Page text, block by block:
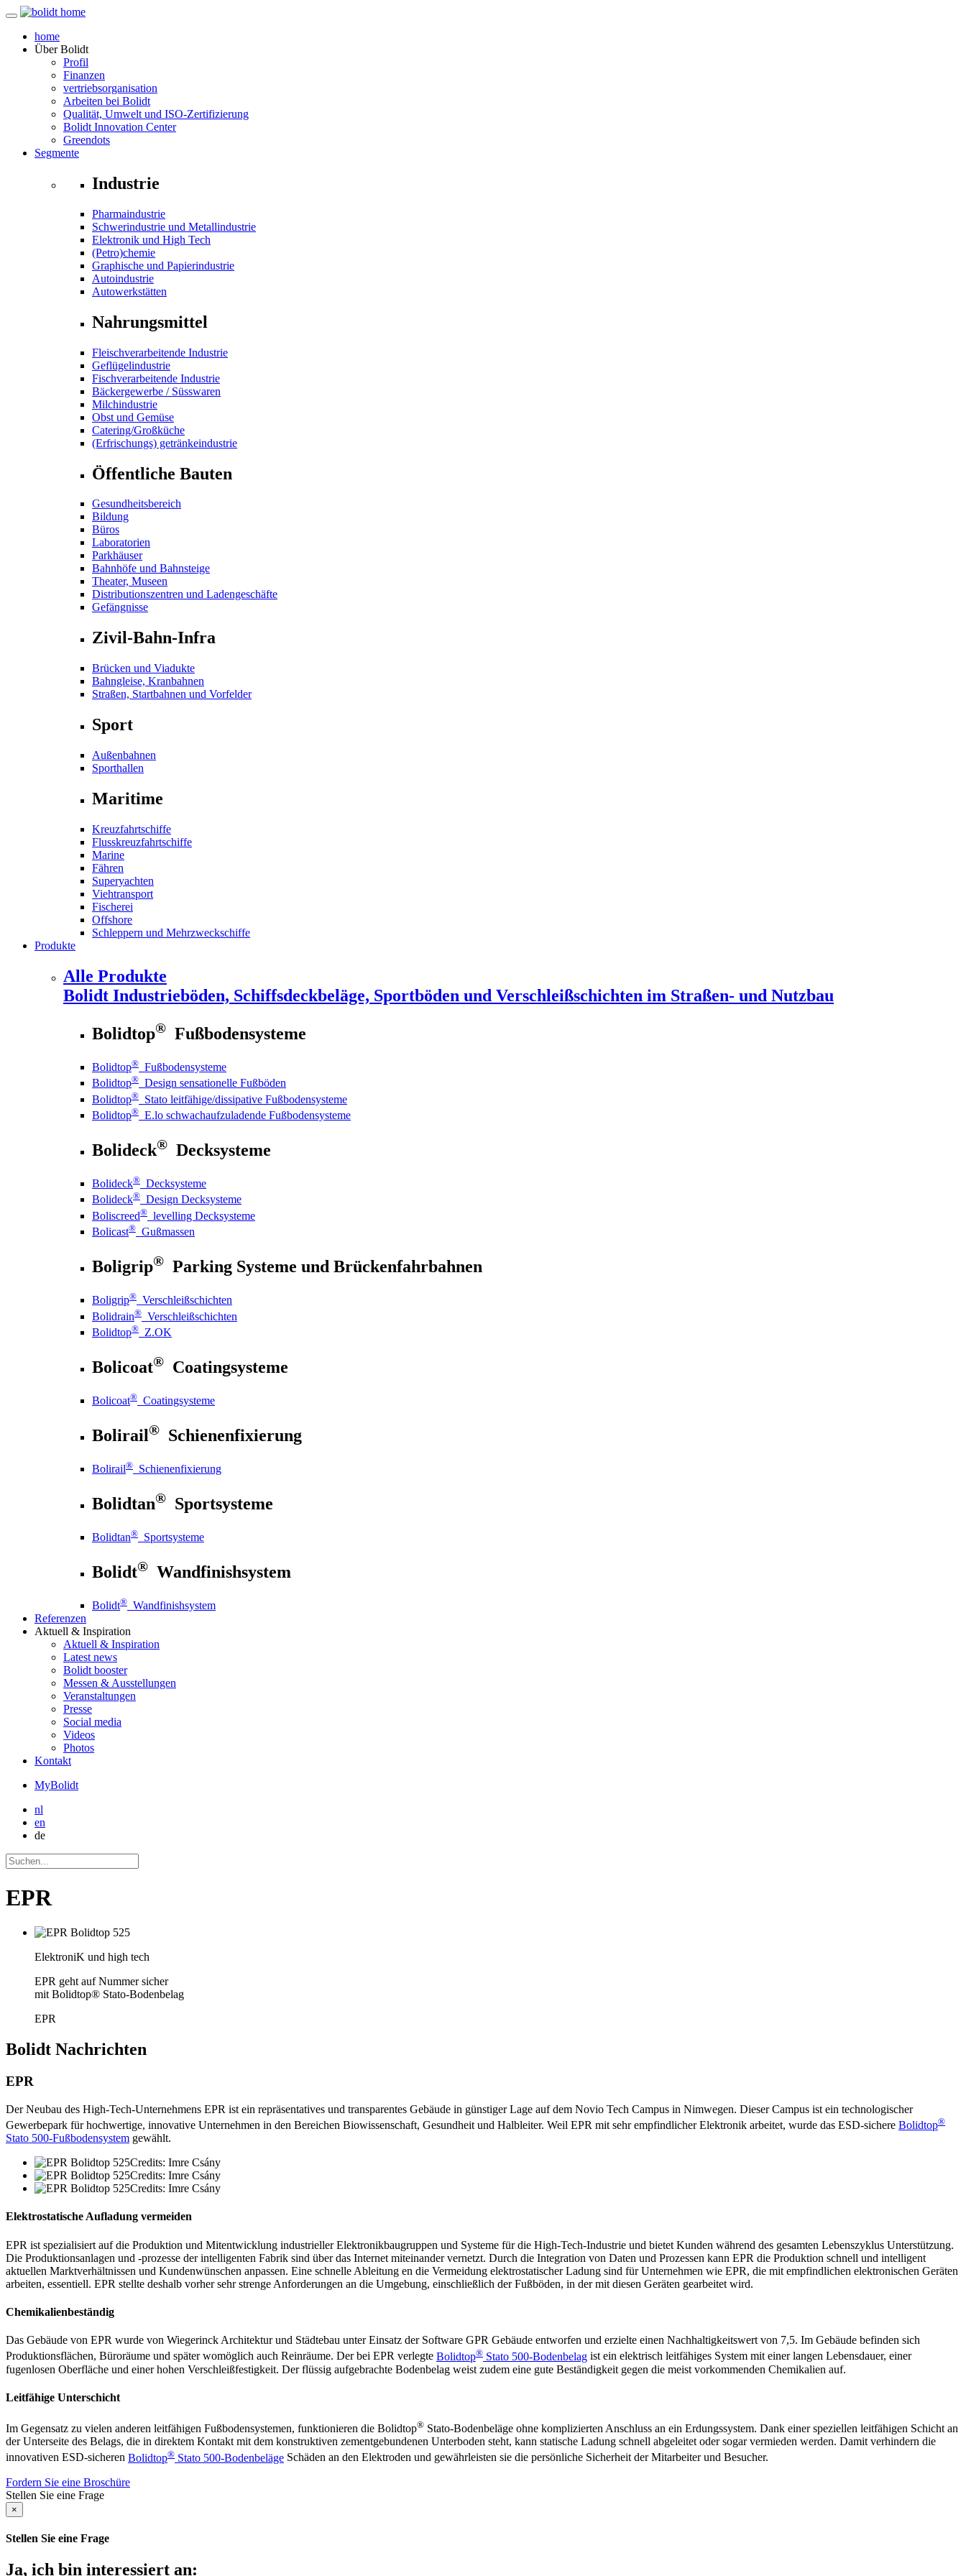
home
ÜberBolidt
Profil
Finanzen
vertriebsorganisation
Arbeiten bei Bolidt
Qualität, Umwelt und ISO-Zertifizierung
Bolidt Innovation Center
Greendots
Segmente
Industrie
Pharmaindustrie
Schwerindustrie und Metallindustrie
Elektronik und High Tech
(Petro)chemie
Graphische und Papierindustrie
Autoindustrie
Autowerkstätten
Nahrungsmittel
Fleischverarbeitende Industrie
Geflügelindustrie
Fischverarbeitende Industrie
Bäckergewerbe / Süsswaren
Milchindustrie
Obst und Gemüse
Catering/Großküche
(Erfrischungs) getränkeindustrie
Öffentliche Bauten
Gesundheitsbereich
Bildung
Büros
Laboratorien
Parkhäuser
Bahnhöfe und Bahnsteige
Theater, Museen
Distributionszentren und Ladengeschäfte
Gefängnisse
Zivil-Bahn-Infra
Brücken und Viadukte
Bahngleise, Kranbahnen
Straßen, Startbahnen und Vorfelder
Sport
Außenbahnen
Sporthallen
Maritime
Kreuzfahrtschiffe
Flusskreuzfahrtschiffe
Marine
Fähren
Superyachten
Viehtransport
Fischerei
Offshore
Schleppern und Mehrzweckschiffe
Produkte
Alle Produkte
Bolidt Industrieböden, Schiffsdeckbeläge, Sportböden und Verschleißschichten im Straßen- und Nutzbau
Bolidtop® Fußbodensysteme
Bolidtop® Fußbodensysteme
Bolidtop® Design sensationelle Fußböden
Bolidtop® Stato leitfähige/dissipative Fußbodensysteme
Bolidtop® E.lo schwachaufzuladende Fußbodensysteme
Bolideck® Decksysteme
Bolideck® Decksysteme
Bolideck® Design Decksysteme
Boliscreed® levelling Decksysteme
Bolicast® Gußmassen
Boligrip® Parking Systeme und Brückenfahrbahnen
Boligrip® Verschleißschichten
Bolidrain® Verschleißschichten
Bolidtop® Z.OK
Bolicoat® Coatingsysteme
Bolicoat® Coatingsysteme
Bolirail® Schienenfixierung
Bolirail® Schienenfixierung
Bolidtan® Sportsysteme
Bolidtan® Sportsysteme
Bolidt® Wandfinishsystem
Bolidt® Wandfinishsystem
Referenzen
Aktuell & Inspiration
Aktuell & Inspiration
Latest news
Bolidt booster
Messen & Ausstellungen
Veranstaltungen
Presse
Social media
Videos
Photos
Kontakt
MyBolidt
nl
en
de
EPR
ElektroniK und high tech
EPR geht auf Nummer sicher
mit Bolidtop® Stato-Bodenbelag
EPR
Bolidt Nachrichten
EPR
Der Neubau des High-Tech-Unternehmens EPR ist ein repräsentatives und transparentes Gebäude in günstiger Lage auf dem Novio Tech Campus in Nimwegen. Dieser Campus ist ein technologischer
Gewerbepark für hochwertige, innovative Unternehmen in den Bereichen Biowissenschaft, Gesundheit und Halbleiter. Weil EPR mit sehr empfindlicher Elektronik arbeitet, wurde das ESD-sichere Bolidtop®
Stato 500-Fußbodensystem gewählt.
Credits: Imre Csány
Credits: Imre Csány
Credits: Imre Csány
Elektrostatische Aufladung vermeiden
EPR ist spezialisiert auf die Produktion und Mitentwicklung industrieller Elektronikbaugruppen und Systeme für die High-Tech-Industrie und bietet Kunden während des gesamten Lebenszyklus Unterstützung.
Die Produktionsanlagen und -prozesse der intelligenten Fabrik sind über das Internet miteinander vernetzt. Durch die Integration von Daten und Prozessen kann EPR die Produktion schnell und intelligent
aktuellen Marktverhältnissen und Kundenwünschen anpassen. Eine schnelle Ableitung en die Vermeidung elektrostatischer Ladung sind für Unternehmen wie EPR, die mit empfindlichen elektronischen Geräten
arbeiten, essentiell. EPR stellte deshalb vorher sehr strenge Anforderungen an die Umgebung, einschließlich der Fußböden, in der mit diesen Geräten gearbeitet wird.
Chemikalienbeständig
Das Gebäude von EPR wurde von Wiegerinck Architektur und Städtebau unter Einsatz der Software GPR Gebäude entworfen und erzielte einen Nachhaltigkeitswert von 7,5. Im Gebäude befinden sich
Produktionsflächen, Büroräume und später womöglich auch Reinräume. Der bei EPR verlegte Bolidtop® Stato 500-Bodenbelag ist ein elektrisch leitfähiges System mit einer langen Lebensdauer, einer
fugenlosen Oberfläche und einer hohen Verschleißfestigkeit. Der flüssig aufgebrachte Bodenbelag weist zudem eine gute Beständigkeit gegen die meist vorkommenden Chemikalien auf.
Leitfähige Unterschicht
Im Gegensatz zu vielen anderen leitfähigen Fußbodensystemen, funktionieren die Bolidtop® Stato-Bodenbeläge ohne komplizierten Anschluss an ein Erdungssystem. Dank einer speziellen leitfähigen Schicht an
der Unterseite des Belags, die in direktem Kontakt mit dem konstruktiven zementgebundenen Unterboden steht, kann statische Ladung schnell abgeleitet oder sogar vermieden werden. Damit verhindern die
innovativen ESD-sicheren Bolidtop® Stato 500-Bodenbeläge Schäden an den Elektroden und gewährleisten sie die persönliche Sicherheit der Mitarbeiter und Besucher.
Fordern Sie eine Broschüre
Stellen Sie eine Frage
×
Stellen Sie eine Frage
Ja, ich bin interessiert an: